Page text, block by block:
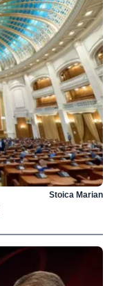
Stoica Marian